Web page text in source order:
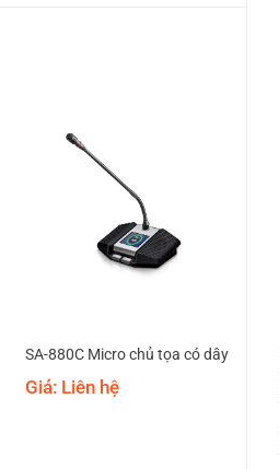
SA-880C Micro chủ tọa có dây
Giá: Liên hệ